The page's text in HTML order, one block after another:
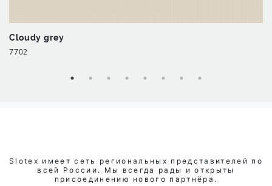
Cloudy grey
7702
Slotex имеет сеть региональных представителей по
всей России. Мы всегда рады и открыты
присоединению нового партнёра.